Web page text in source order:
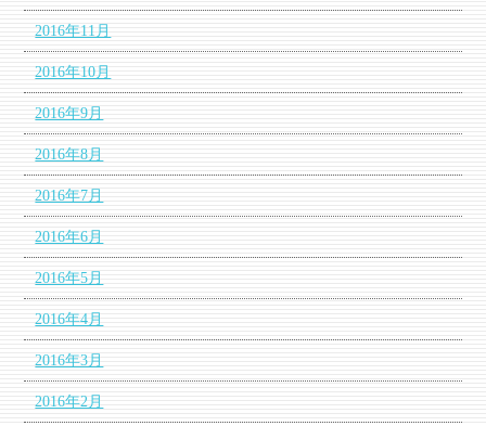
2016年11月
2016年10月
2016年9月
2016年8月
2016年7月
2016年6月
2016年5月
2016年4月
2016年3月
2016年2月